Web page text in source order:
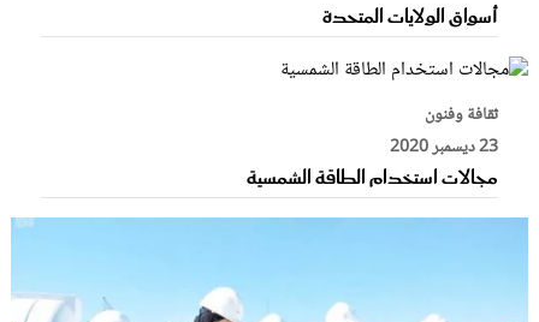
أسواق الولايات المتحدة
ثقافة وفنون
23 ديسمبر 2020
مجالات استخدام الطاقة الشمسية